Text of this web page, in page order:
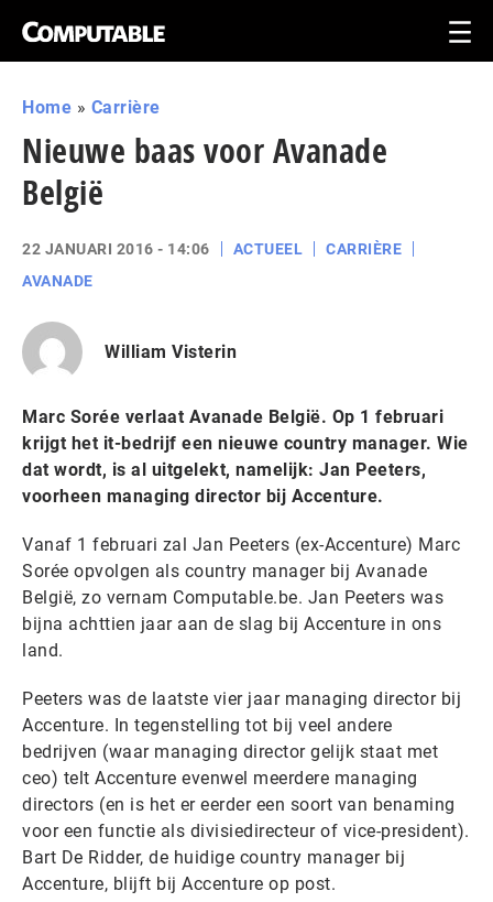
Home » Carrière
Nieuwe baas voor Avanade
België
22 JANUARI 2016 - 14:06 ACTUEEL
CARRIÈRE
AVANADE
William Visterin
Marc Sorée verlaat Avanade België. Op 1 februari
krijgt het it-bedrijf een nieuwe country manager. Wie
dat wordt, is al uitgelekt, namelijk: Jan Peeters,
voorheen managing director bij Accenture.
Vanaf 1 februari zal Jan Peeters (ex-Accenture) Marc
Sorée opvolgen als country manager bij Avanade
België, zo vernam Computable.be. Jan Peeters was
bijna achttien jaar aan de slag bij Accenture in ons
land.
Peeters was de laatste vier jaar managing director bij
Accenture. In tegenstelling tot bij veel andere
bedrijven (waar managing director gelijk staat met
ceo) telt Accenture evenwel meerdere managing
directors (en is het er eerder een soort van benaming
voor een functie als divisiedirecteur of vice-president).
Bart De Ridder, de huidige country manager bij
Accenture, blijft bij Accenture op post.